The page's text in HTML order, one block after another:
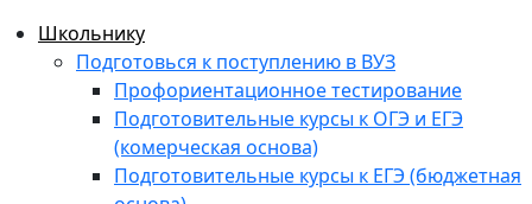
Школьнику
Подготовься к поступлению в ВУЗ
Профориентационное тестирование
Подготовительные курсы к ОГЭ и ЕГЭ
(комерческая основа)
Подготовительные курсы к ЕГЭ (бюджетная